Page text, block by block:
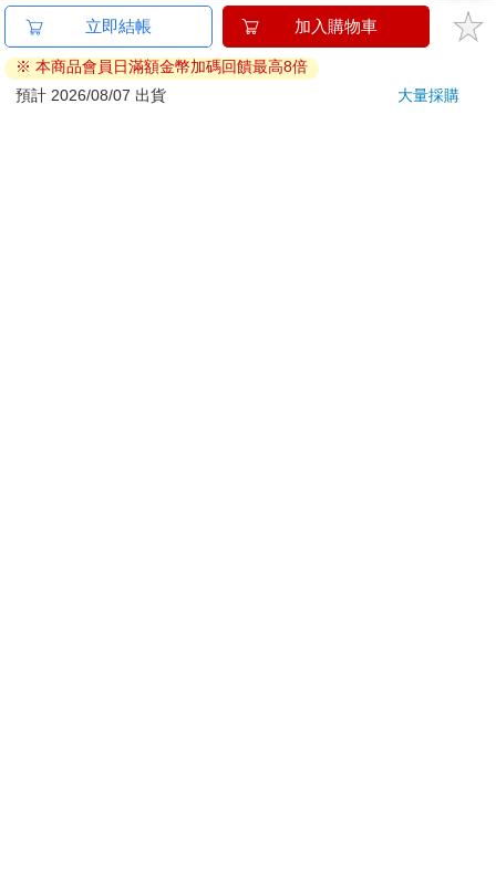
已拆封之個人衛生用品。（如：內衣褲、刮鬍刀、除毛
刀…等）
若非上列種類商品，均享有到貨7天的猶豫期（含例假
日）。